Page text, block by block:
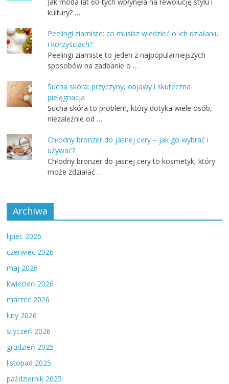
kultury? …
Peelingi ziarniste: co musisz wiedzieć o ich działaniu
i korzyściach?
Peelingi ziarniste to jeden z najpopularniejszych
sposobów na zadbanie o …
Sucha skóra: przyczyny, objawy i skuteczna
pielęgnacja
Sucha skóra to problem, który dotyka wiele osób,
niezależnie od …
Chłodny bronzer do jasnej cery – jak go wybrać i
używać?
Chłodny bronzer do jasnej cery to kosmetyk, który
może zdziałać …
Archiwa
lipiec 2026
czerwiec 2026
maj 2026
kwiecień 2026
marzec 2026
luty 2026
styczeń 2026
grudzień 2025
listopad 2025
październik 2025